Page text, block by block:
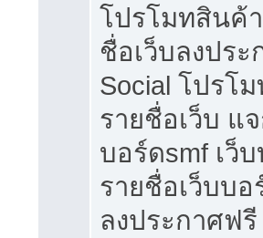
โปรโมทสินค้
ชื่อเว็บลงปร
Social โปรโ
รายชื่อเว็บ แ
บอร์ดsmf เว็
รายชื่อเว็บบ
ลงประกาศฟรี